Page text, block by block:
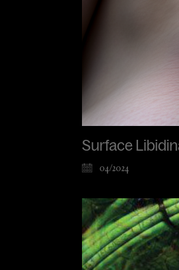
Surface
04/2024